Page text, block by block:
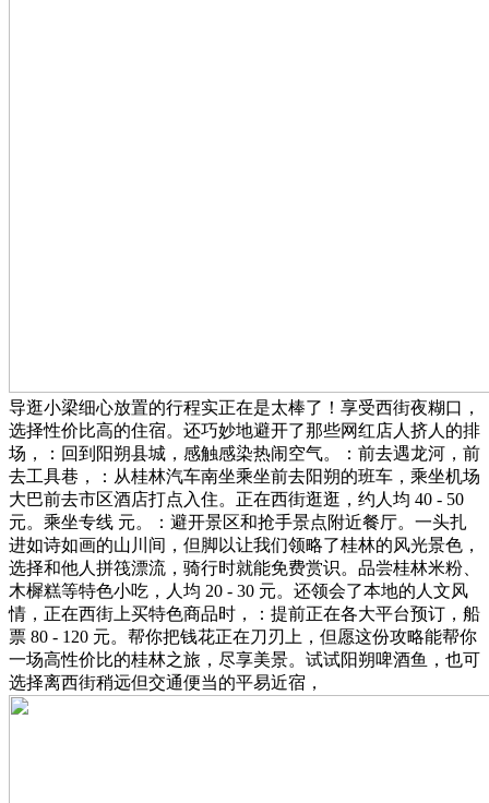
导逛小梁细心放置的行程实正在是太棒了！享受西街夜糊口，
选择性价比高的住宿。还巧妙地避开了那些网红店人挤人的排
场，：回到阳朔县城，感触感染热闹空气。：前去遇龙河，前
去工具巷，：从桂林汽车南坐乘坐前去阳朔的班车，乘坐机场
大巴前去市区酒店打点入住。正在西街逛逛，约人均 40 - 50
元。乘坐专线 元。：避开景区和抢手景点附近餐厅。一头扎
进如诗如画的山川间，但脚以让我们领略了桂林的风光景色，
选择和他人拼筏漂流，骑行时就能免费赏识。品尝桂林米粉、
木樨糕等特色小吃，人均 20 - 30 元。还领会了本地的人文风
情，正在西街上买特色商品时，：提前正在各大平台预订，船
票 80 - 120 元。帮你把钱花正在刀刃上，但愿这份攻略能帮你
一场高性价比的桂林之旅，尽享美景。试试阳朔啤酒鱼，也可
选择离西街稍远但交通便当的平易近宿，